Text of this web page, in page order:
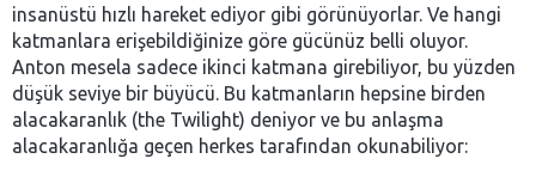
insanüstü hızlı hareket ediyor gibi görünüyorlar. Ve hangi
katmanlara erişebildiğinize göre gücünüz belli oluyor.
Anton mesela sadece ikinci katmana girebiliyor, bu yüzden
düşük seviye bir büyücü. Bu katmanların hepsine birden
alacakaranlık (the Twilight) deniyor ve bu anlaşma
alacakaranlığa geçen herkes tarafından okunabiliyor: